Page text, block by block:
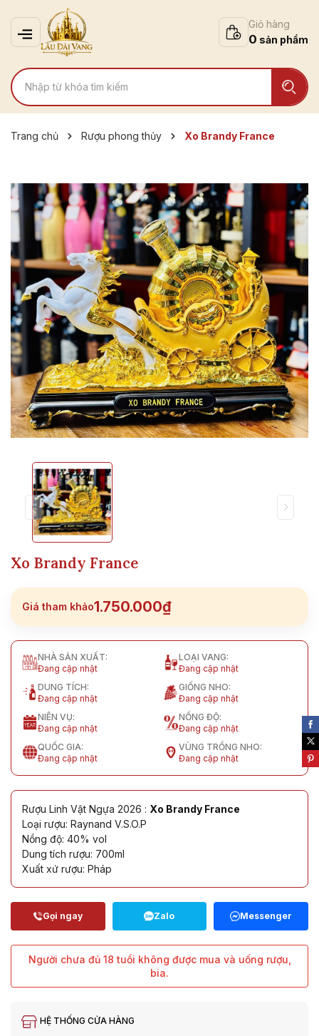
Giỏ hàng
0
Trang chủ Rượu phong thủy Xo Brandy France
Xo Brandy France
Giá tham khảo1.750.000₫
NHÀ SẢN XUẤT:
Đang cập nhật
LOẠI VANG:
Đang cập nhật
DUNG TÍCH:
Đang cập nhật
GIỐNG NHO:
Đang cập nhật
NIÊN VỤ:
Đang cập nhật
NỒNG ĐỘ:
Đang cập nhật
QUỐC GIA:
Đang cập nhật
VÙNG TRỒNG NHO:
Đang cập nhật
Rượu Linh Vật Ngựa 2026 : Xo Brandy France
Loại rượu: Raynand V.S.O.P
Nồng độ: 40% vol
Dung tích rượu: 700ml
Xuất xứ rượu: Pháp
Người chưa đủ 18 tuổi không được mua và uống rượu,
bia.
HỆ THỐNG CỬA HÀNG